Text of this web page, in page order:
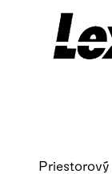
Priestorový